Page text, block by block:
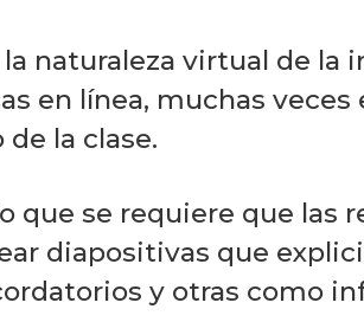
naturaleza virtual de la
en línea, muchas
la clase.
que se requiere que las
diapositivas que
y otras como